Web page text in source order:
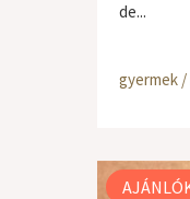
de...
gyermek